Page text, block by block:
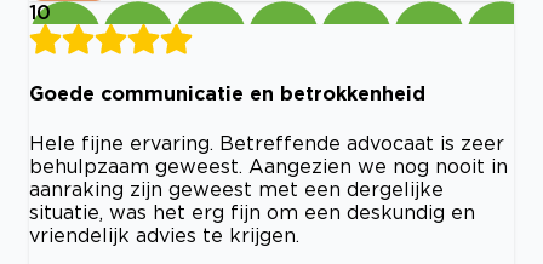
10
Goede communicatie en betrokkenheid
Hele fijne ervaring. Betreffende advocaat is zeer
behulpzaam geweest. Aangezien we nog nooit in
aanraking zijn geweest met een dergelijke
situatie, was het erg fijn om een deskundig en
vriendelijk advies te krijgen.